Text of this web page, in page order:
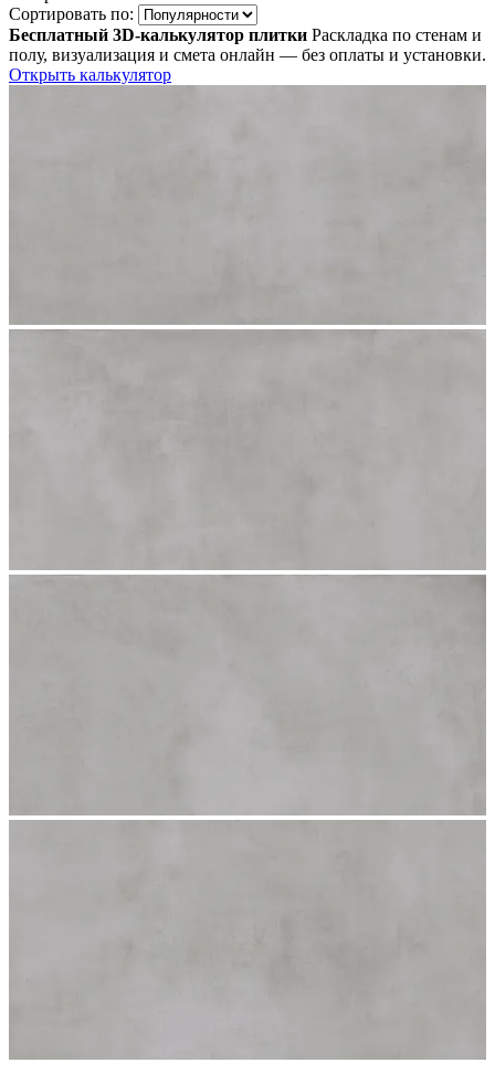
Сортировать по:
Бесплатный 3D-калькулятор плитки Раскладка по стенам и
полу, визуализация и смета онлайн — без оплаты и установки.
Открыть калькулятор